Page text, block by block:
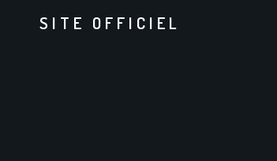
SITE OFFICIEL